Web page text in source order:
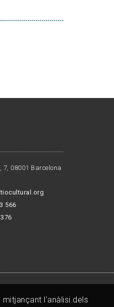
08001 Barcelona
566
l'anàlisi dels